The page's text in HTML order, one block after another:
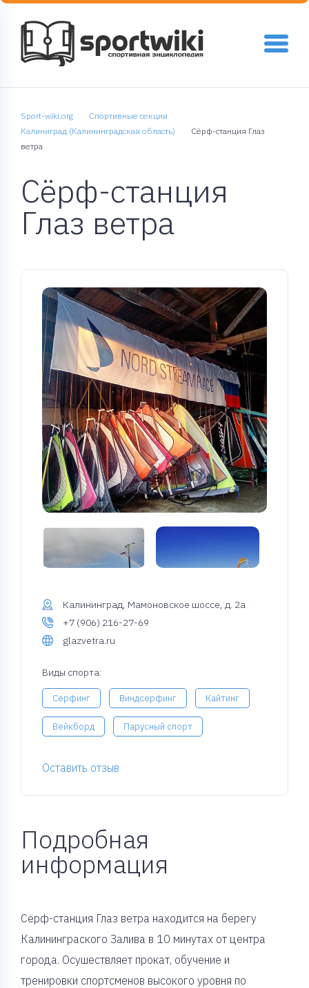
Sport-wiki.org
Спортивные секции
Калиниград (Калининградская область)
Сёрф-станция Глаз
ветра
Сёрф-станция
Глаз ветра
Калининград, Мамоновское шоссе, д. 2а
+7 (906) 216-27-69
glazvetra.ru
Виды спорта:
Серфинг Виндсерфинг Кайтинг
Вейкборд Парусный спорт
Оставить отзыв
Подробная
информация
Сёрф-станция Глаз ветра находится на берегу
Калининграского Залива в 10 минутах от центра
города. Осушествляет прокат, обучение и
тренировки спортсменов высокого уровня по